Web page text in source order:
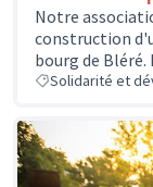
Notre
construction
bourg de Bléré.
Solidarité et